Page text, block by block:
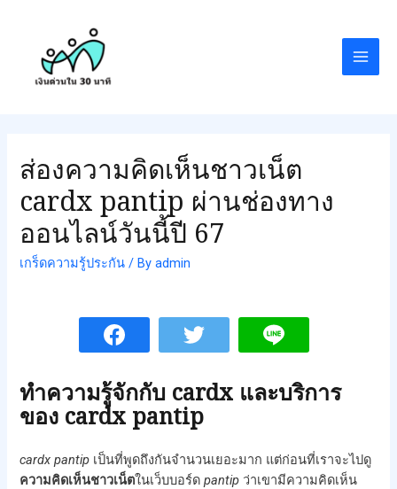
ส่องความคิดเห็นชาวเน็ต
cardx pantip ผ่านช่องทาง
ออนไลน์วันนี้ปี 67
เกร็ดความรู้ประกัน / Byadmin
ทำความรู้จักกับ cardx และบริการ
ของ cardx pantip
cardx pantip เป็นที่พูดถึงกันจำนวนเยอะมาก แต่ก่อนที่เราจะไปดู
ความคิดเห็นชาวเน็ตในเว็บบอร์ดpantip ว่าเขามีความคิดเห็น